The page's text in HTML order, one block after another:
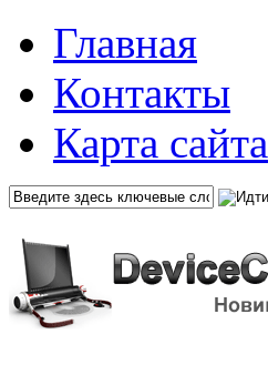
Главная
Контакты
Карта сайта